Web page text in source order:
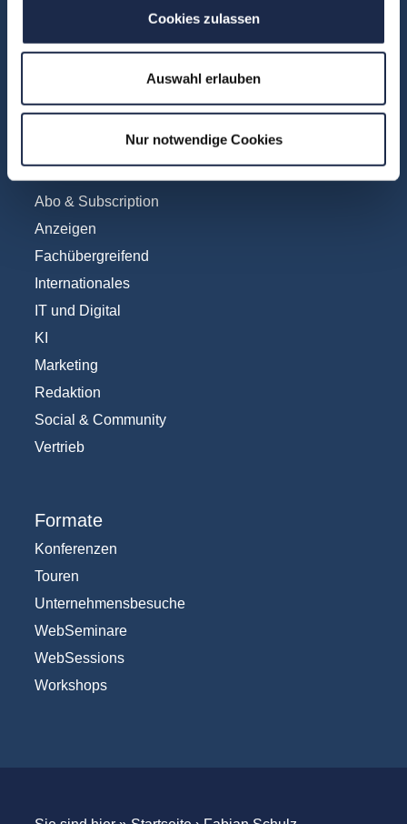
Cookies zulassen
Auswahl erlauben
Nur notwendige Cookies
Unsere Experten
Teilnehmerstimmen
Kontakt
Fachbereiche
Abo & Subscription
Anzeigen
Fachübergreifend
Internationales
IT und Digital
KI
Marketing
Redaktion
Social & Community
Vertrieb
Formate
Konferenzen
Touren
Unternehmensbesuche
WebSeminare
WebSessions
Workshops